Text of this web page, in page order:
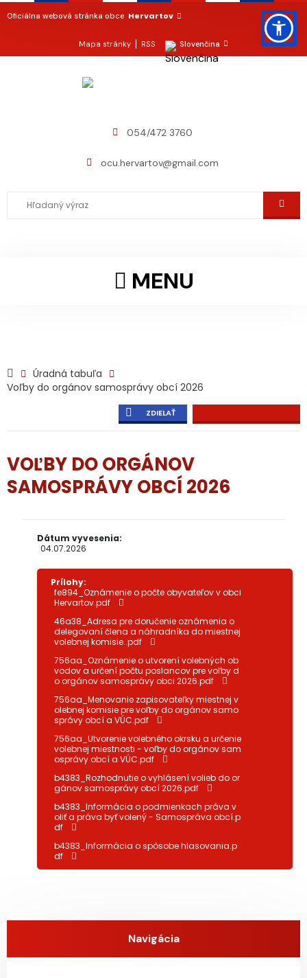
Oficiálna webová stránka obce Hervartov
Mapa stránky RSS Slovenčina
054/472 3760
ocu.hervartov@gmail.com
MENU
Úradná tabuľa
Voľby do orgánov samosprávy obcí 2026
ZDIELAŤ
VOĽBY DO ORGÁNOV
SAMOSPRÁVY OBCÍ 2026
Dátum vyvesenia:
04.07.2026
Prílohy:
fe894_Oznámenie o počte obyvateľov v obci
Hervartov.pdf
46a38_Adresa pre doručenie oznámenia o
delegovaní člena a náhradníka do miestnej
volebnej komisie..pdf
756aa_Oznámenie o utvorení volebných ob
vodov a určení počtu poslancov pre voľby d
o orgánov samosprávy obci 2026.pdf
756aa_Menovanie zapisovateľky miestnej v
olebnej komisie pre voľby do orgánov samo
správy obcí a VÚC.pdf
756aa_Utvorenie volebného okrsku a určenie
volebnej miestnosti - voľby do orgánov sam
osprávy obcí a VÚC.pdf
b4383_Rozhodnutie o vyhlásení volieb do or
gánov samosprávy obcí 2026.pdf
b4383_Informácia o podmienkach práva v
oliť a práva byť volený - Samospráva obcí.p
df
b4383_Informácia o spôsobe hlasovania.p
df
Navigácia